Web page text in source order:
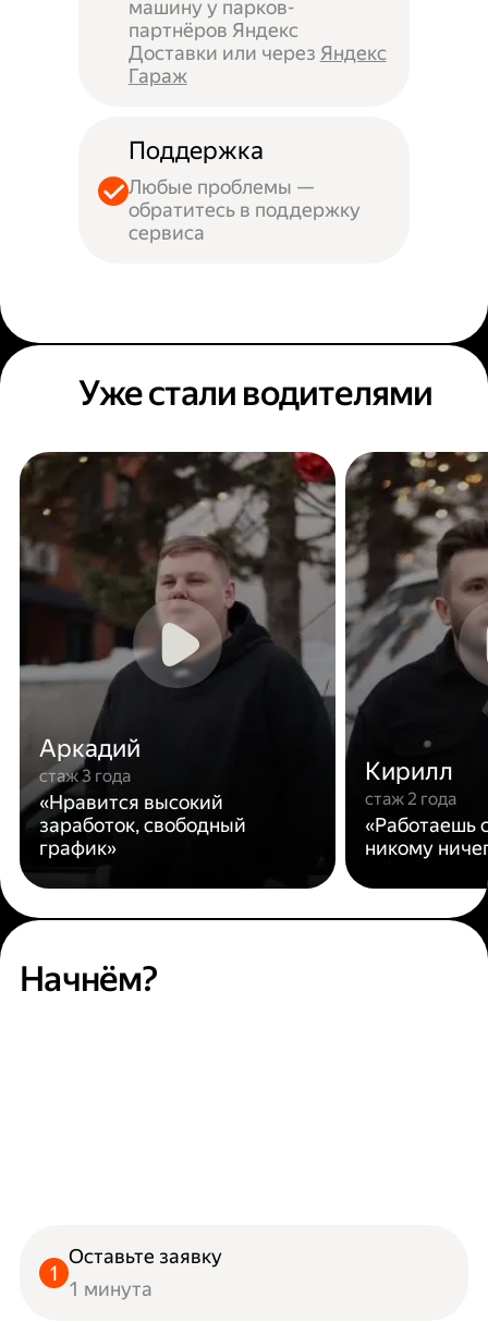
машину у парков-
партнёров Яндекс
Доставки или через Яндекс
Гараж
Поддержка
Любые проблемы —
обратитесь в поддержку
сервиса
Уже стали водителями
Аркадий
стаж 3 года
«Нравится высокий
заработок, свободный
график»
Кирилл
стаж 2 года
«Работаешь
никому
Начнём?
Оставьте заявку
1 минута